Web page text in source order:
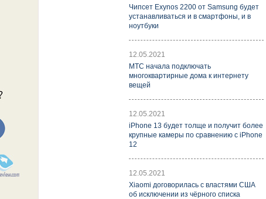
Чипсет Exynos 2200 от Samsung будет
устанавливаться и в смартфоны, и в
ноутбуки
12.05.2021
МТС начала подключать
многоквартирные дома к интернету
вещей
12.05.2021
iPhone 13 будет толще и получит более
крупные камеры по сравнению с iPhone
12
12.05.2021
Xiaomi договорилась с властями США
об исключении из чёрного списка